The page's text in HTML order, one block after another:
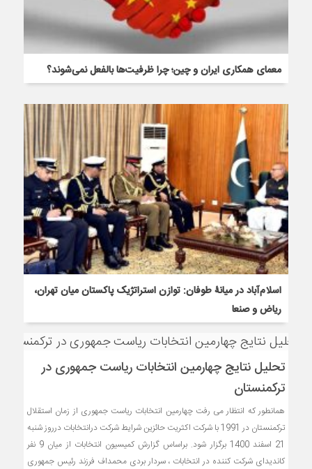
معمای همکاری ایران و چین؛ چرا ظرفیت‌ها بالفعل نمی‌شوند؟
اسلام‌آباد در میانۀ طوفان: توازن استراتژیک پاکستان میان تهران،
ریاض و صنعا
تحلیل نتایج چهارمین انتخابات ریاست جمهوری در
ترکمنستان
همانطور که انتظار می رفت چهارمین انتخابات ریاست جمهوری از زمان استقلال
ترکمنستان در 1991 با شرکت اکثریت حائزین شرایط شرکت درانتخابات درروز شنبه
21 اسفند 1400 برگزار شود. براساس گزارش کمیسیون انتخابات از میان 9 نفر
کاندیدای شرکت کننده در انتخابات ، سردار بردی محمداف فرزند رئیس جمهوری